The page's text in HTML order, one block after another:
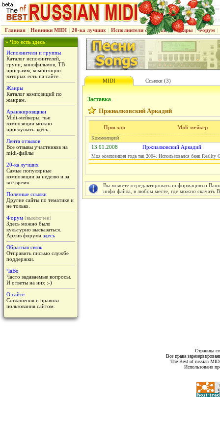
Главная | Новинки MIDI | 20-ка лучших | Исполнители & группы | Жанры | Форум |
» Что есть здесь
Исполнители и группы
Каталог исполнителей,
групп, кинофильмов, ТВ
программ, композиции
которых есть на сайте.
Жанры
Каталог композиций по
жанрам.
Аранжировщики
Midi-мейкеры, чьи
композиции можно
прослушать здесь.
Лента отзывов
Все отзывы участников на
midi-файлы
20-ка лучших
Самые популярные
композиции за неделю и за
всё время.
Полезные ссылки
Другие сайты по тематике и
не только.
Форум [выключен]
Здесь можно было
культурно высказаться.
Архив форума здесь
Обратная связь
Отправить письмо службе
поддержки.
ЧаВо
Часто задаваемые вопросы.
И ответы на них :-)
О сайте
Соглашения и правила
пользования сайтом.
MIDI Ссылки (3)
Заставка
Пржиалковский Аркадий
Прислан Midi-мейкер
Комментарий
13.01.2008 Пржиалковский Аркадий
Моя композиция года так 2004. Использовался банк
Вы можете отредактировать информацию о
инфо файла, в любом месте, где можно скачать
Страница
Все права
The Best of russian
Использовано